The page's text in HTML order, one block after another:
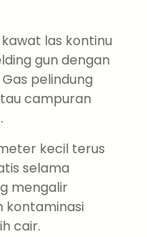
las kontinu
gun dengan
pelindung
campuran
kecil terus
selama
mengalir
kontaminasi
cair.